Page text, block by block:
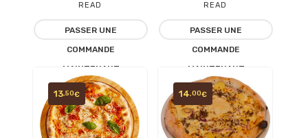
READ
MORE
PASSER UNE
COMMANDE
MAINTENANT
READ
MORE
PASSER UNE
COMMANDE
MAINTENANT
13 ,50€ 14 ,00€